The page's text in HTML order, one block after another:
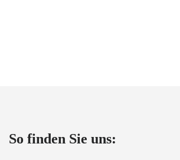
So finden Sie uns: